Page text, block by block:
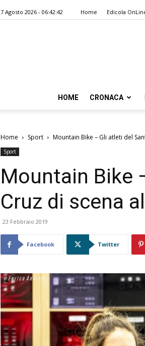
7 Agosto 2026 - 06:42:42 Home Edicola
HOME CRONACA
Home Sport Mountain Bike – Gli atleti del
Sport
Mountain Bike
Cruz di scena
23 Febbraio 2019
Facebook Twitter